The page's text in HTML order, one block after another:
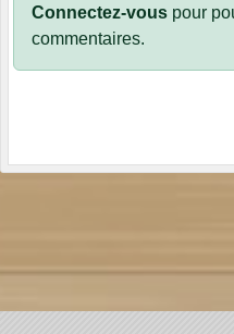
Connectez-vous pour
commentaires.